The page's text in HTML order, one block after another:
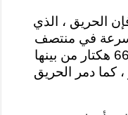
الحريق ، الذي
بسرعة في منتصف
مايو ، طال مساحة تقدر ب 66000 هكتار من بينها
، كما دمر الحريق